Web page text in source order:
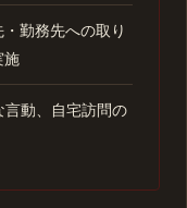
勤務先への取り
施
言動、自宅訪問の